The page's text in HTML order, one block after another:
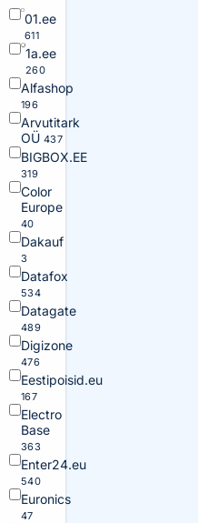
01.ee
611
1a.ee
260
Alfashop
196
Arvutitark
OÜ 437
BIGBOX.EE
319
Color
Europe
40
Dakauf
3
Datafox
534
Datagate
489
Digizone
476
Eestipoisid.eu
167
Electro
Base
363
Enter24.eu
540
Euronics
47